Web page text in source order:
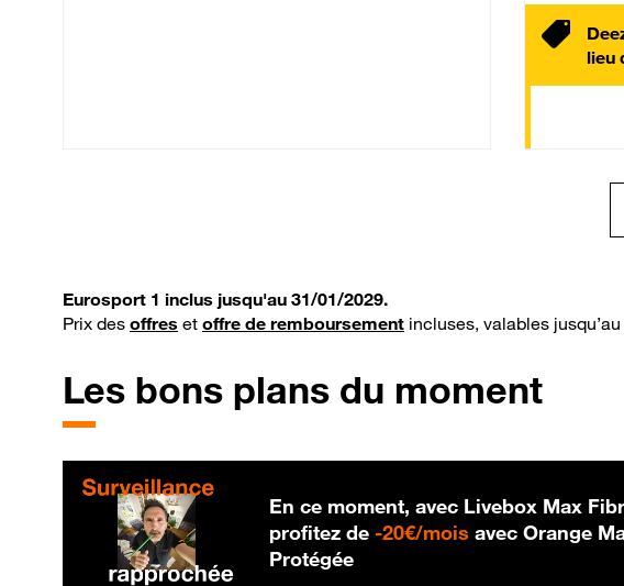
lieu
Eurosport 1 inclus jusqu'au 31/01/2029.
Prix des offres et offre de remboursement incluses, valables
Les bons plans du moment
En ce moment, avec Livebox Max
profitez de -20€/mois 20 € par mois
avec Orange
Protégée